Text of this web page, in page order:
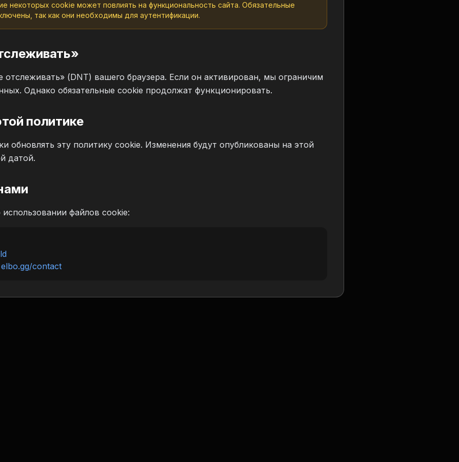
некоторых cookie может повлиять на функциональность сайта. Обязательные
так как они необходимы для аутентификации.
(DNT) вашего браузера. Если он активирован, мы ограничим
Однако обязательные cookie продолжат функционировать.
политике
обновлять эту политику cookie. Изменения будут опубликованы на этой
датой.
файлов cookie:
elbo.gg/contact